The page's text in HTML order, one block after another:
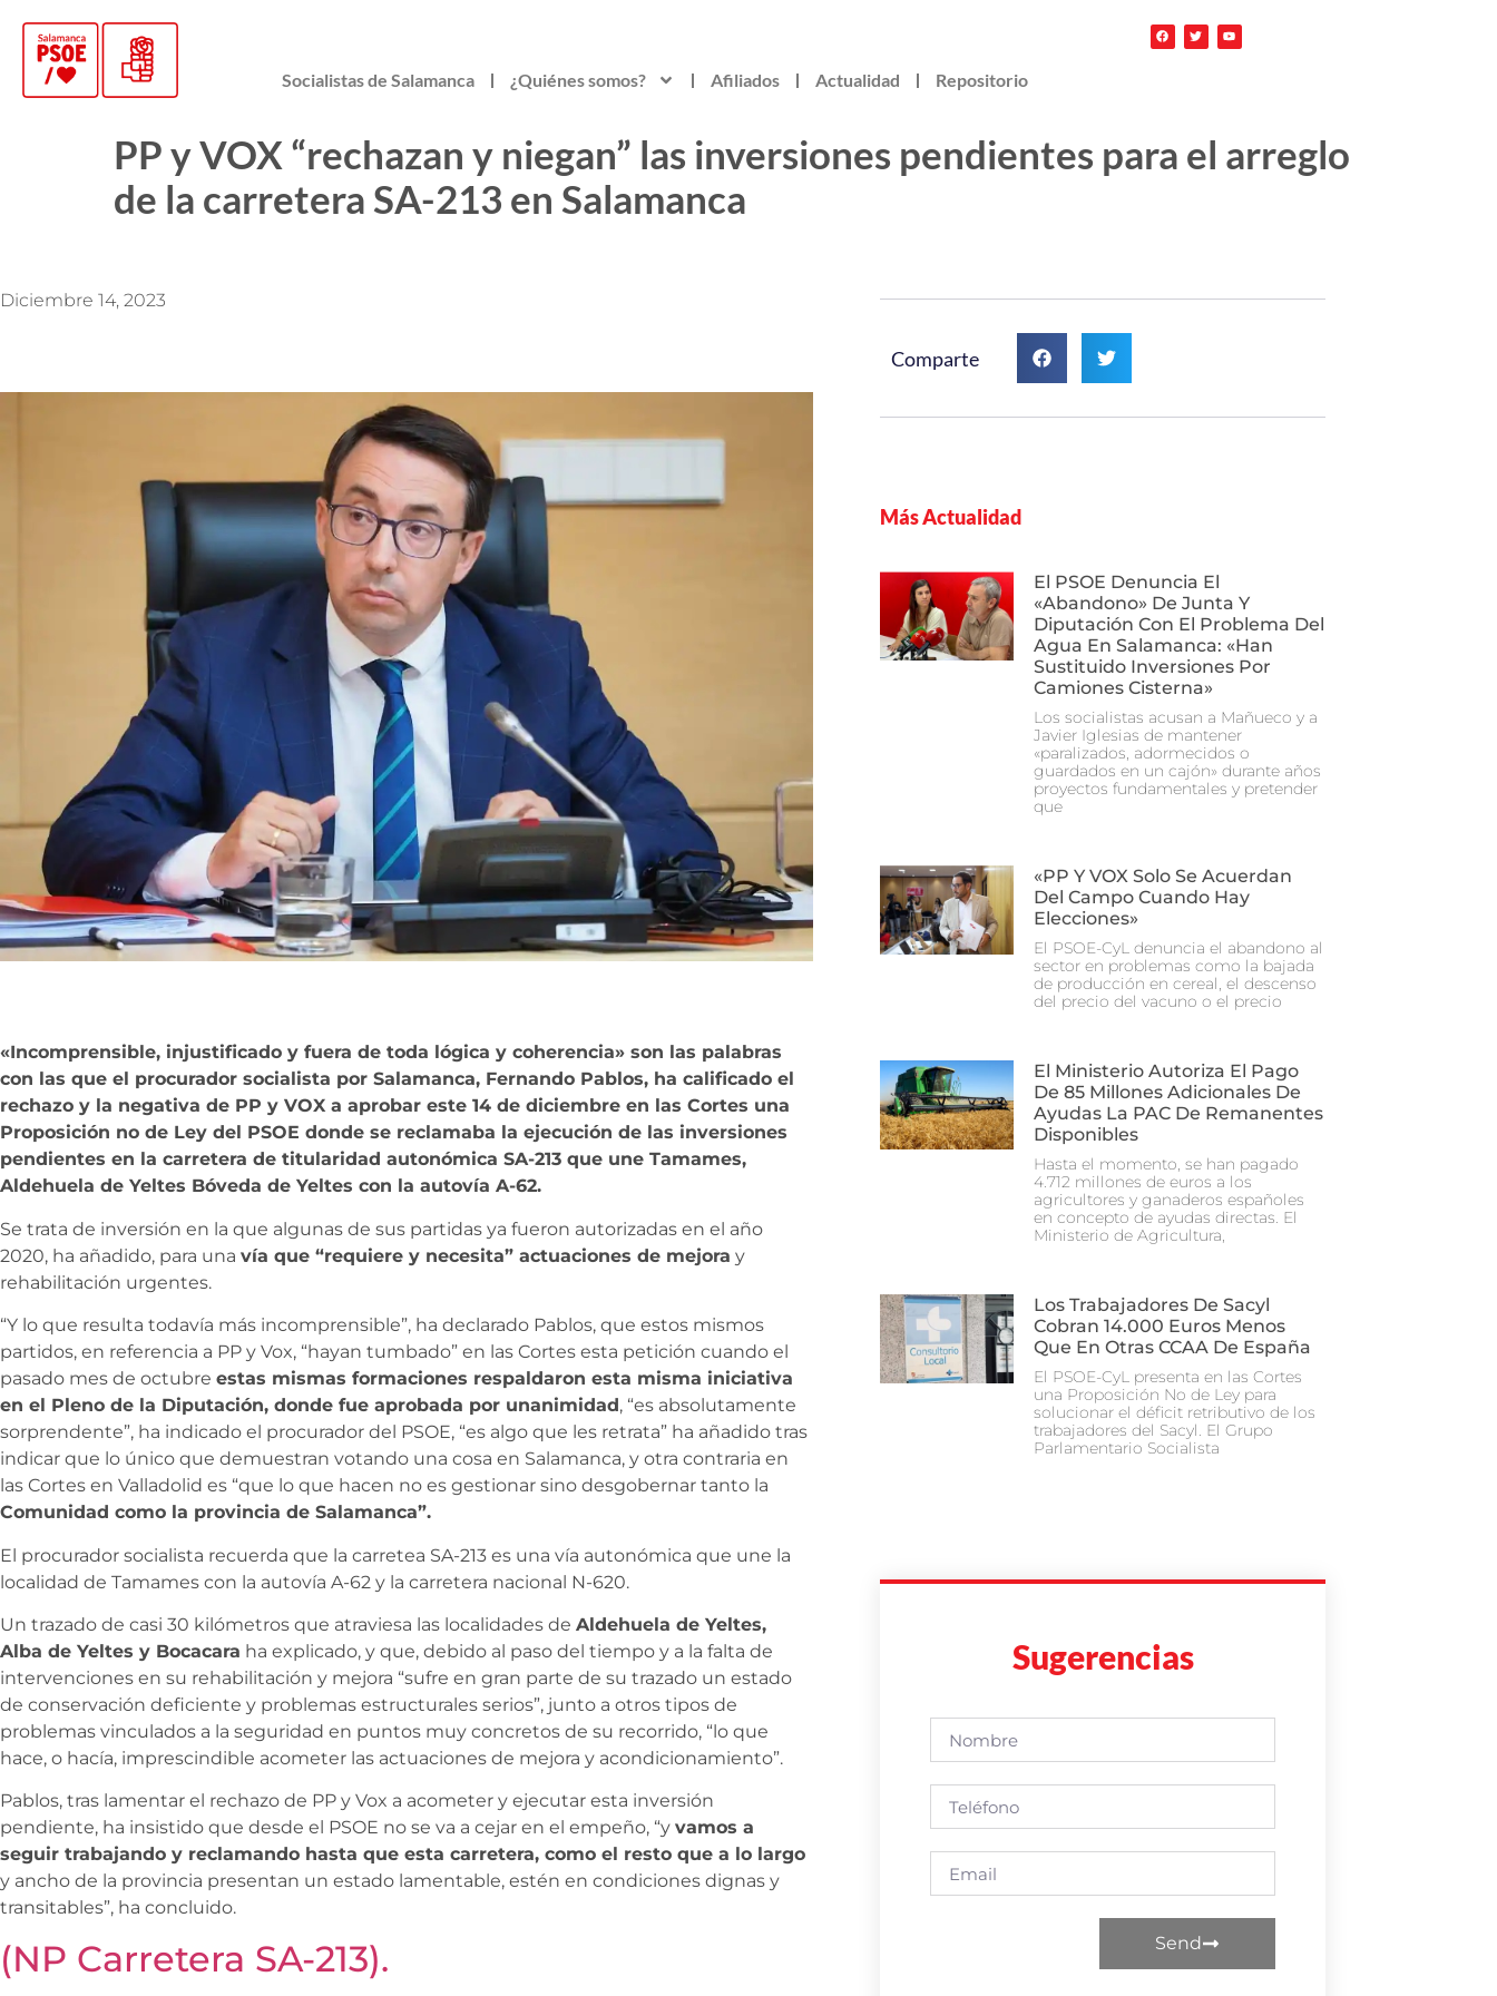
Socialistas de Salamanca ¿Quiénes somos? Afiliados Actualidad Repositorio
PP y VOX “rechazan y niegan” las inversiones pendientes para el arreglo
de la carretera SA-213 en Salamanca
Diciembre 14, 2023
«Incomprensible, injustificado y fuera de toda lógica y coherencia» son las palabras
con las que el procurador socialista por Salamanca, Fernando Pablos, ha calificado el
rechazo y la negativa de PP y VOX a aprobar este 14 de diciembre en las Cortes una
Proposición no de Ley del PSOE donde se reclamaba la ejecución de las inversiones
pendientes en la carretera de titularidad autonómica SA-213 que une Tamames,
Aldehuela de Yeltes Bóveda de Yeltes con la autovía A-62.
Se trata de inversión en la que algunas de sus partidas ya fueron autorizadas en el año
2020, ha añadido, para una vía que “requiere y necesita” actuaciones de mejora y
rehabilitación urgentes.
“Y lo que resulta todavía más incomprensible”, ha declarado Pablos, que estos mismos
partidos, en referencia a PP y Vox, “hayan tumbado” en las Cortes esta petición cuando el
pasado mes de octubre estas mismas formaciones respaldaron esta misma iniciativa
en el Pleno de la Diputación, donde fue aprobada por unanimidad , “es absolutamente
sorprendente”, ha indicado el procurador del PSOE, “es algo que les retrata” ha añadido tras
indicar que lo único que demuestran votando una cosa en Salamanca, y otra contraria en
las Cortes en Valladolid es “que lo que hacen no es gestionar sino desgobernar tanto la
Comunidad como la provincia de Salamanca”.
El procurador socialista recuerda que la carretea SA-213 es una vía autonómica que une la
localidad de Tamames con la autovía A-62 y la carretera nacional N-620.
Un trazado de casi 30 kilómetros que atraviesa las localidades de Aldehuela de Yeltes,
Alba de Yeltes y Bocacara ha explicado, y que, debido al paso del tiempo y a la falta de
intervenciones en su rehabilitación y mejora “sufre en gran parte de su trazado un estado
de conservación deficiente y problemas estructurales serios”, junto a otros tipos de
problemas vinculados a la seguridad en puntos muy concretos de su recorrido, “lo que
hace, o hacía, imprescindible acometer las actuaciones de mejora y acondicionamiento”.
Pablos, tras lamentar el rechazo de PP y Vox a acometer y ejecutar esta inversión
pendiente, ha insistido que desde el PSOE no se va a cejar en el empeño, “y vamos a
seguir trabajando y reclamando hasta que esta carretera, como el resto que a lo largo
y ancho de la provincia presentan un estado lamentable, estén en condiciones dignas y
transitables”, ha concluido.
(NP Carretera SA-213).
Comparte
Más Actualidad
El PSOE Denuncia El
«abandono» De Junta Y
Diputación Con El Problema Del
Agua En Salamanca: «Han
Sustituido Inversiones Por
Camiones Cisterna»
Los socialistas acusan a Mañueco y a
Javier Iglesias de mantener
«paralizados, adormecidos o
guardados en un cajón» durante años
proyectos fundamentales y pretender
que
«PP Y VOX Solo Se Acuerdan
Del Campo Cuando Hay
Elecciones»
El PSOE-CyL denuncia el abandono al
sector en problemas como la bajada
de producción en cereal, el descenso
del precio del vacuno o el precio
El Ministerio Autoriza El Pago
De 85 Millones Adicionales De
Ayudas La PAC De Remanentes
Disponibles
Hasta el momento, se han pagado
4.712 millones de euros a los
agricultores y ganaderos españoles
en concepto de ayudas directas. El
Ministerio de Agricultura,
Los Trabajadores De Sacyl
Cobran 14.000 Euros Menos
Que En Otras CCAA De España
El PSOE-CyL presenta en las Cortes
una Proposición No de Ley para
solucionar el déficit retributivo de los
trabajadores del Sacyl. El Grupo
Parlamentario Socialista
Sugerencias
Send